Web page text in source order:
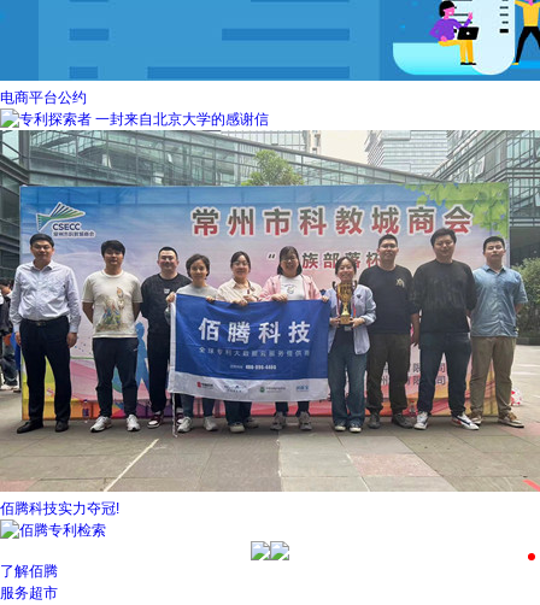
电商平台公约
一封来自北京大学的感谢信
佰腾科技实力夺冠!
了解佰腾
服务超市